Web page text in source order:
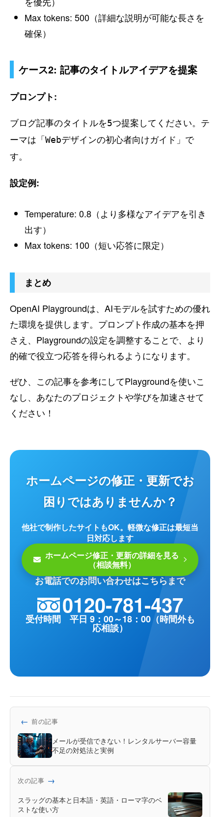
Max tokens: 500（詳細な説明が可能な長さを
確保）
ケース2: 記事のタイトルアイデアを提案
プロンプト:
ブログ記事のタイトルを5つ提案してください。テ
ーマは「Webデザインの初心者向けガイド」で
す。
設定例:
Temperature: 0.8（より多様なアイデアを引き
出す）
Max tokens: 100（短い応答に限定）
まとめ
OpenAI Playgroundは、AIモデルを試すための優れ
た環境を提供します。プロンプト作成の基本を押
さえ、Playgroundの設定を調整することで、より
的確で役立つ応答を得られるようになります。
ぜひ、この記事を参考にしてPlaygroundを使いこ
なし、あなたのプロジェクトや学びを加速させて
ください！
ホームページの修正・更新でお
困りではありませんか？
お電話でのお問い合わせはこちらまで
0120-781-437
受付時間 平日 9：00～18：00（時間外も
応相談）
他社で制作したサイトもOK。軽微な修正は最短当
日対応します
ホームページ修正・更新の詳細を見る
（相談無料）
← 前の記事
メールが受信できない！レンタルサーバー容量
不足の対処法と実例
次の記事 →
スラッグの基本と日本語・英語・ローマ字のベ
ストな使い方